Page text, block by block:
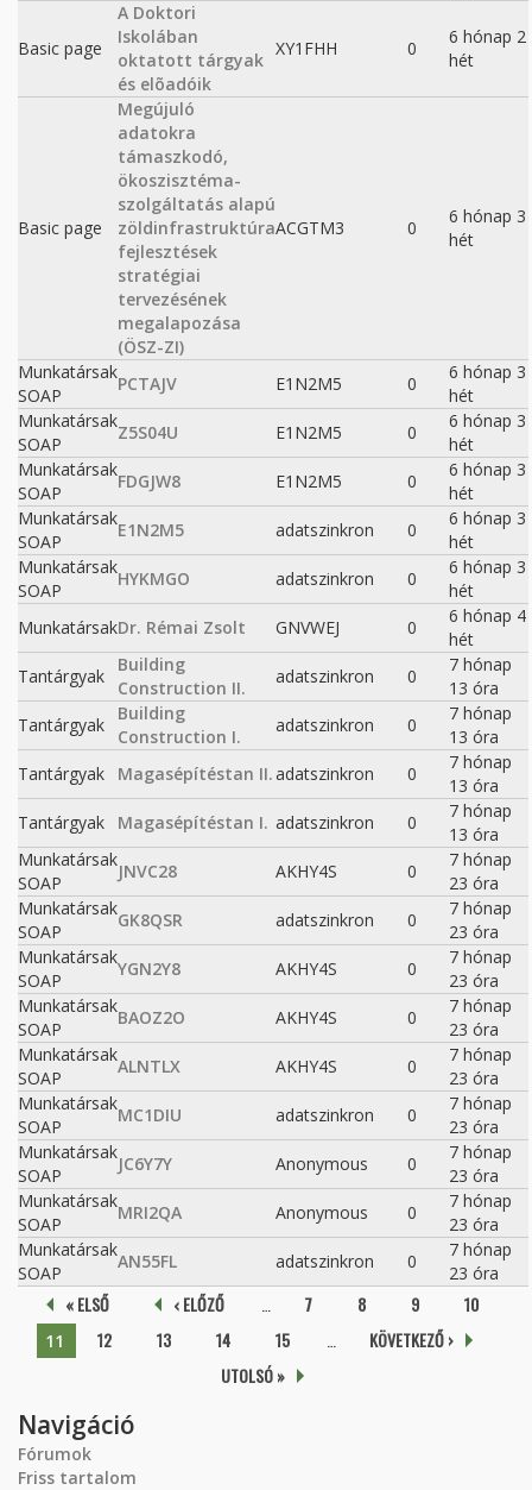
Basic page
A Doktori
Iskolában
oktatott tárgyak
és elõadóik
XY1FHH 0
6 hónap 2
hét
Basic page
Megújuló
adatokra
támaszkodó,
ökoszisztéma-
szolgáltatás alapú
zöldinfrastruktúra
fejlesztések
stratégiai
tervezésének
megalapozása
(ÖSZ-ZI)
ACGTM3 0
6 hónap 3
hét
Munkatársak
SOAP
PCTAJV E1N2M5 0
6 hónap 3
hét
Munkatársak
SOAP
Z5S04U E1N2M5 0
6 hónap 3
hét
Munkatársak
SOAP
FDGJW8 E1N2M5 0
6 hónap 3
hét
Munkatársak
SOAP
E1N2M5 adatszinkron 0
6 hónap 3
hét
Munkatársak
SOAP
HYKMGO adatszinkron 0
6 hónap 3
hét
MunkatársakDr. Rémai Zsolt GNVWEJ 0
6 hónap 4
hét
Tantárgyak
Building
Construction II.
adatszinkron 0
7 hónap
13 óra
Tantárgyak
Building
Construction I.
adatszinkron 0
7 hónap
13 óra
Tantárgyak
Magasépítéstan II.adatszinkron 0
7 hónap
13 óra
Tantárgyak
Magasépítéstan I. adatszinkron 0
7 hónap
13 óra
Munkatársak
SOAP
JNVC28 AKHY4S 0
7 hónap
23 óra
Munkatársak
SOAP
GK8QSR adatszinkron 0
7 hónap
23 óra
Munkatársak
SOAP
YGN2Y8 AKHY4S 0
7 hónap
23 óra
Munkatársak
SOAP
BAOZ2O AKHY4S 0
7 hónap
23 óra
Munkatársak
SOAP
ALNTLX AKHY4S 0
7 hónap
23 óra
Munkatársak
SOAP
MC1DIU adatszinkron 0
7 hónap
23 óra
Munkatársak
SOAP
JC6Y7Y Anonymous 0
7 hónap
23 óra
Munkatársak
SOAP
MRI2QA Anonymous 0
7 hónap
23 óra
Munkatársak
SOAP
AN55FL adatszinkron 0
7 hónap
23 óra
Oldalak
« ELSŐ ‹ ELŐZŐ 7 8 9 10
11 12 13 14 15
KÖVETKEZŐ ›
UTOLSÓ »
Navigáció
Fórumok
Friss tartalom